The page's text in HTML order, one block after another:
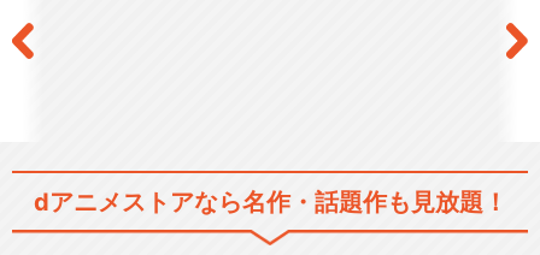
dアニメストアなら名作・話題作も見放題！